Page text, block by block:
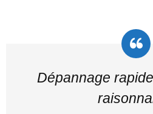
Dépannage